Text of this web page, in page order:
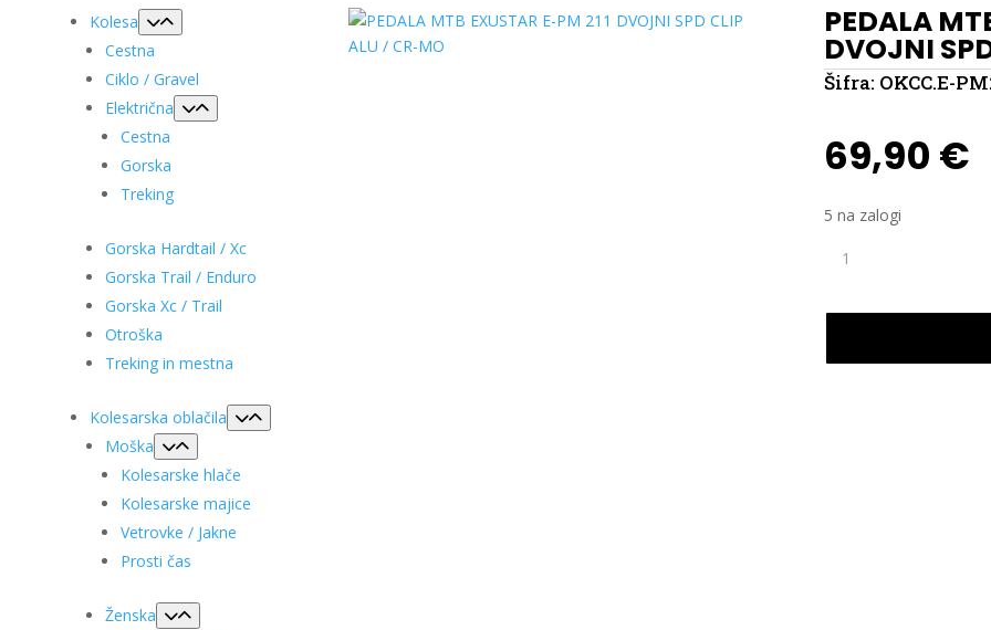
Kolesa
Cestna
Ciklo / Gravel
Električna
Cestna
Gorska
Treking
Gorska Hardtail / Xc
Gorska Trail / Enduro
Gorska Xc / Trail
Otroška
Treking in mestna
Kolesarska oblačila
Moška
Kolesarske hlače
Kolesarske majice
Vetrovke / Jakne
Prosti čas
Ženska
PEDALA
DVOJNI
Šifra: OKCC.E-
69,90 €
5 na zalogi
MTB
E-
211